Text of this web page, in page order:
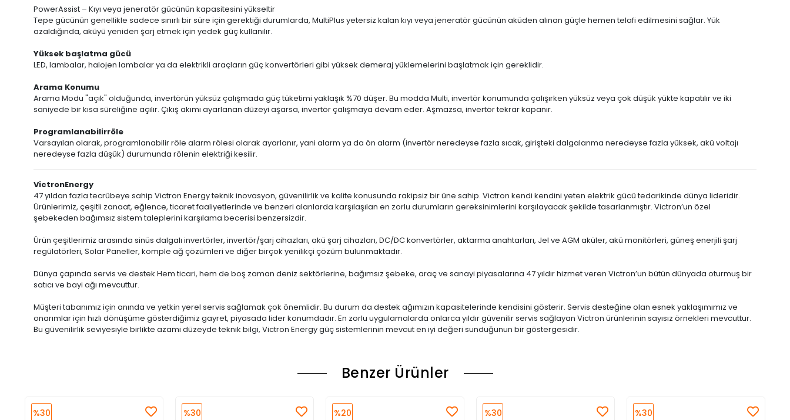
PowerAssist – Kıyı veya jeneratör gücünün kapasitesini yükseltir
Tepe gücünün genellikle sadece sınırlı bir süre için gerektiği durumlarda, MultiPlus yetersiz kalan kıyı veya jeneratör gücünün aküden alınan güçle hemen telafi edilmesini sağlar. Yük
azaldığında, aküyü yeniden şarj etmek için yedek güç kullanılır.
Yüksek başlatma gücü
LED, lambalar, halojen lambalar ya da elektrikli araçların güç konvertörleri gibi yüksek demeraj yüklemelerini başlatmak için gereklidir.
Arama Konumu
Arama Modu "açık" olduğunda, invertörün yüksüz çalışmada güç tüketimi yaklaşık %70 düşer. Bu modda Multi, invertör konumunda çalışırken yüksüz veya çok düşük yükte kapatılır ve iki
saniyede bir kısa süreliğine açılır. Çıkış akımı ayarlanan düzeyi aşarsa, invertör çalışmaya devam eder. Aşmazsa, invertör tekrar kapanır.
Programlanabilirröle
Varsayılan olarak, programlanabilir röle alarm rölesi olarak ayarlanır, yani alarm ya da ön alarm (invertör neredeyse fazla sıcak, girişteki dalgalanma neredeyse fazla yüksek, akü voltajı
neredeyse fazla düşük) durumunda rölenin elektriği kesilir.
VictronEnergy
47 yıldan fazla tecrübeye sahip Victron Energy teknik inovasyon, güvenilirlik ve kalite konusunda rakipsiz bir üne sahip. Victron kendi kendini yeten elektrik gücü tedarikinde dünya lideridir.
Ürünlerimiz, çeşitli zanaat, eğlence, ticaret faaliyetlerinde ve benzeri alanlarda karşılaşılan en zorlu durumların gereksinimlerini karşılayacak şekilde tasarlanmıştır. Victron’un özel
şebekeden bağımsız sistem taleplerini karşılama becerisi benzersizdir.
Ürün çeşitlerimiz arasında sinüs dalgalı invertörler, invertör/şarj cihazları, akü şarj cihazları, DC/DC konvertörler, aktarma anahtarları, Jel ve AGM aküler, akü monitörleri, güneş enerjili şarj
regülatörleri, Solar Paneller, komple ağ çözümleri ve diğer birçok yenilikçi çözüm bulunmaktadır.
Dünya çapında servis ve destek Hem ticari, hem de boş zaman deniz sektörlerine, bağımsız şebeke, araç ve sanayi piyasalarına 47 yıldır hizmet veren Victron’un bütün dünyada oturmuş bir
satıcı ve bayi ağı mevcuttur.
Müşteri tabanımız için anında ve yetkin yerel servis sağlamak çok önemlidir. Bu durum da destek ağımızın kapasitelerinde kendisini gösterir. Servis desteğine olan esnek yaklaşımımız ve
onarımlar için hızlı dönüşüme gösterdiğimiz gayret, piyasada lider konumdadır. En zorlu uygulamalarda onlarca yıldır güvenilir servis sağlayan Victron ürünlerinin sayısız örnekleri mevcuttur.
Bu güvenilirlik seviyesiyle birlikte azami düzeyde teknik bilgi, Victron Energy güç sistemlerinin mevcut en iyi değeri sunduğunun bir göstergesidir.
Benzer Ürünler
%30 %30 %20 %30 %30